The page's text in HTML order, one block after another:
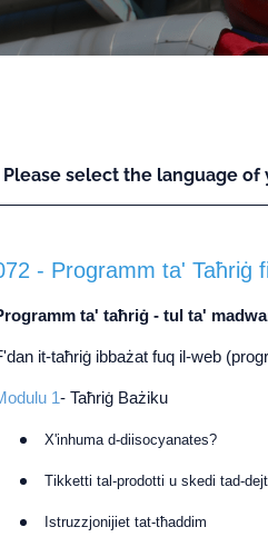
Please select the language
- Programm ta' Taħriġ
ta' taħriġ - tul ta'
it-taħriġ ibbażat fuq il-web
1- Taħriġ Bażiku
X'inhuma d-diisocyanates?
Tikketti tal-prodotti u skedi tad-
Istruzzjonijiet tat-tħaddim